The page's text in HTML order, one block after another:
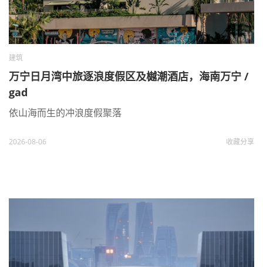
建筑
万宁日月湾中旅逐浪度假区及樾潮酒店，海南万宁 /
gad
依山海而生的冲浪度假聚落
2026-08-06 收藏分享